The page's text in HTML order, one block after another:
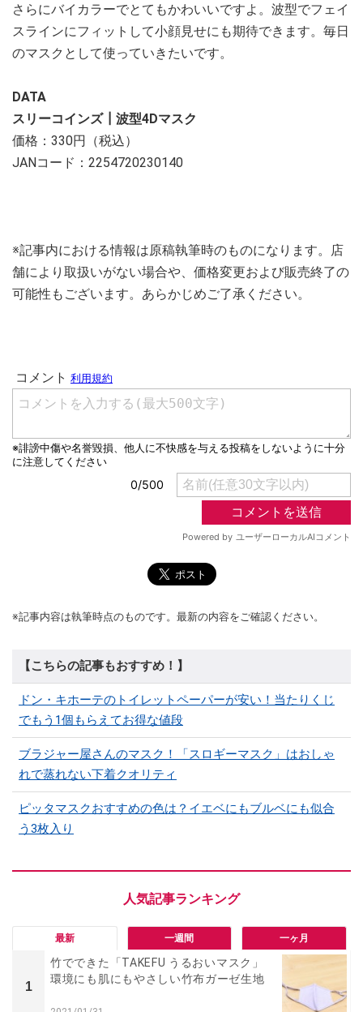
さらにバイカラーでとてもかわいいですよ。波型でフェイ
スラインにフィットして小顔見せにも期待できます。毎日
のマスクとして使っていきたいです。
DATA
スリーコインズ┃波型4Dマスク
価格：330円（税込）
JANコード：2254720230140
※記事内における情報は原稿執筆時のものになります。店
舗により取扱いがない場合や、価格変更および販売終了の
可能性もございます。あらかじめご了承ください。
※記事内容は執筆時点のものです。最新の内容をご確認ください。
【こちらの記事もおすすめ！】
ドン・キホーテのトイレットペーパーが安い！当たりくじ
でもう1個もらえてお得な値段
ブラジャー屋さんのマスク！「スロギーマスク」はおしゃ
れで蒸れない下着クオリティ
ピッタマスクおすすめの色は？イエベにもブルベにも似合
う3枚入り
最新 一週間 一ヶ月
1
竹でできた「TAKEFU うるおいマスク」
環境にも肌にもやさしい竹布ガーゼ生地